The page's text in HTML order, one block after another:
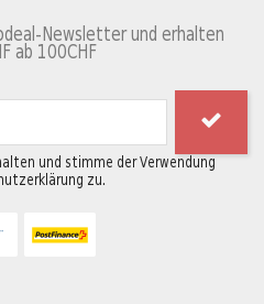
Newsletter und erhalten
ab 100CHF
und stimme der Verwendung
zu.